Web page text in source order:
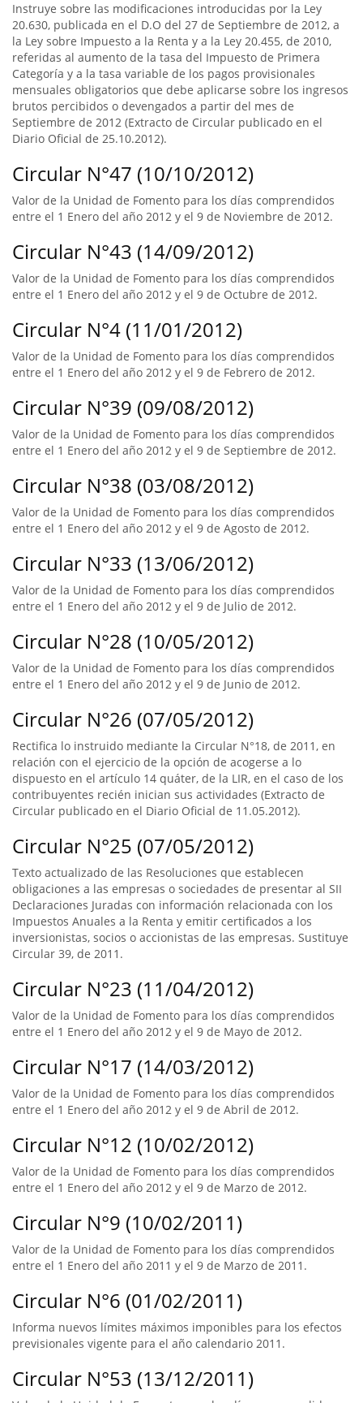
Instruye sobre las modificaciones introducidas por la Ley
20.630, publicada en el D.O del 27 de Septiembre de 2012, a
la Ley sobre Impuesto a la Renta y a la Ley 20.455, de 2010,
referidas al aumento de la tasa del Impuesto de Primera
Categoría y a la tasa variable de los pagos provisionales
mensuales obligatorios que debe aplicarse sobre los ingresos
brutos percibidos o devengados a partir del mes de
Septiembre de 2012 (Extracto de Circular publicado en el
Diario Oficial de 25.10.2012).
Circular N°47 (10/10/2012)
Valor de la Unidad de Fomento para los días comprendidos
entre el 1 Enero del año 2012 y el 9 de Noviembre de 2012.
Circular N°43 (14/09/2012)
Valor de la Unidad de Fomento para los días comprendidos
entre el 1 Enero del año 2012 y el 9 de Octubre de 2012.
Circular N°4 (11/01/2012)
Valor de la Unidad de Fomento para los días comprendidos
entre el 1 Enero del año 2012 y el 9 de Febrero de 2012.
Circular N°39 (09/08/2012)
Valor de la Unidad de Fomento para los días comprendidos
entre el 1 Enero del año 2012 y el 9 de Septiembre de 2012.
Circular N°38 (03/08/2012)
Valor de la Unidad de Fomento para los días comprendidos
entre el 1 Enero del año 2012 y el 9 de Agosto de 2012.
Circular N°33 (13/06/2012)
Valor de la Unidad de Fomento para los días comprendidos
entre el 1 Enero del año 2012 y el 9 de Julio de 2012.
Circular N°28 (10/05/2012)
Valor de la Unidad de Fomento para los días comprendidos
entre el 1 Enero del año 2012 y el 9 de Junio de 2012.
Circular N°26 (07/05/2012)
Rectifica lo instruido mediante la Circular N°18, de 2011, en
relación con el ejercicio de la opción de acogerse a lo
dispuesto en el artículo 14 quáter, de la LIR, en el caso de los
contribuyentes recién inician sus actividades (Extracto de
Circular publicado en el Diario Oficial de 11.05.2012).
Circular N°25 (07/05/2012)
Texto actualizado de las Resoluciones que establecen
obligaciones a las empresas o sociedades de presentar al SII
Declaraciones Juradas con información relacionada con los
Impuestos Anuales a la Renta y emitir certificados a los
inversionistas, socios o accionistas de las empresas. Sustituye
Circular 39, de 2011.
Circular N°23 (11/04/2012)
Valor de la Unidad de Fomento para los días comprendidos
entre el 1 Enero del año 2012 y el 9 de Mayo de 2012.
Circular N°17 (14/03/2012)
Valor de la Unidad de Fomento para los días comprendidos
entre el 1 Enero del año 2012 y el 9 de Abril de 2012.
Circular N°12 (10/02/2012)
Valor de la Unidad de Fomento para los días comprendidos
entre el 1 Enero del año 2012 y el 9 de Marzo de 2012.
Circular N°9 (10/02/2011)
Valor de la Unidad de Fomento para los días comprendidos
entre el 1 Enero del año 2011 y el 9 de Marzo de 2011.
Circular N°6 (01/02/2011)
Informa nuevos límites máximos imponibles para los efectos
previsionales vigente para el año calendario 2011.
Circular N°53 (13/12/2011)